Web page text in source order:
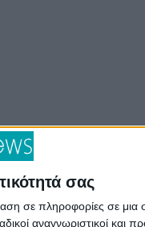
σας
σε πληροφορίες σε
αναγνωριστικοί και